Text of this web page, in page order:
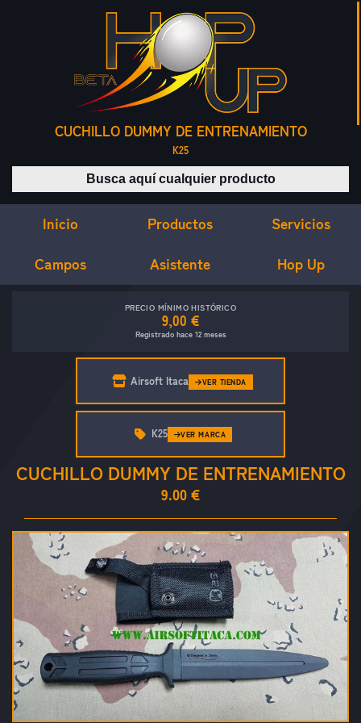
CUCHILLO DUMMY DE ENTRENAMIENTO
K25
Buscar productos
Inicio Productos Servicios
Campos Asistente Hop Up
PRECIO MÍNIMO HISTÓRICO
9,00 €
Registrado hace 12 meses
Airsoft Itaca VER TIENDA
CUCHILLO DUMMY DE ENTRENAMIENTO
9.00 €
K25 VER MARCA